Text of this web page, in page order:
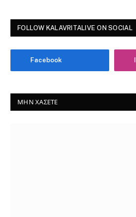
FOLLOW KALAVRITALIVE ON SOCIAL
Facebook
ΜΗΝ ΧΆΣΕΤΕ